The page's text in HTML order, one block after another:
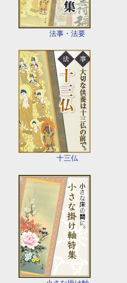
法事・法要
十三仏